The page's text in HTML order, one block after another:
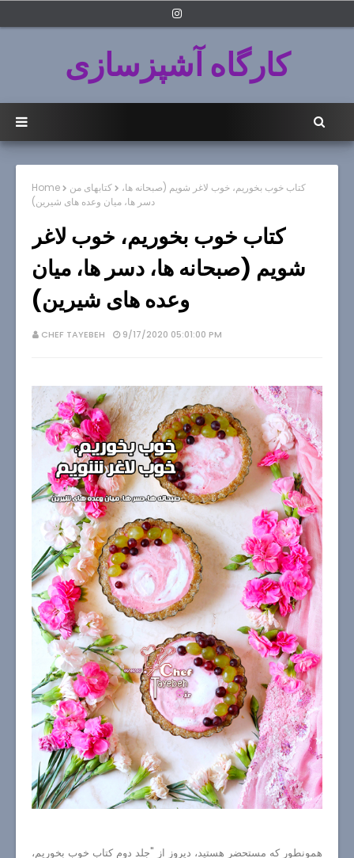
کارگاه آشپزسازی
Home کتابهای من
کتاب خوب بخوریم، خوب لاغر شویم (صبحانه ها،
دسر ها، میان وعده های شیرین)
کتاب خوب بخوریم، خوب لاغر
شویم (صبحانه ها، دسر ها، میان
وعده های شیرین)
CHEF TAYEBEH 9/17/2020 05:01:00 PM
همونطور که مستحضر هستید، دیروز از "جلد دوم کتاب خوب بخوریم،